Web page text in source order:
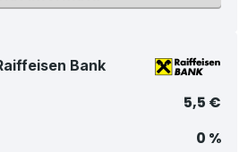
Bank
5,5 €
0 %